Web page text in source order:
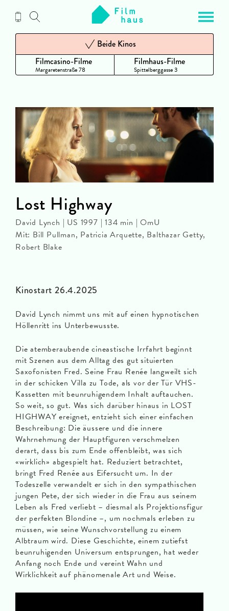
Inhalt
Filmcasino-Filme
Margaretenstraße 78
Beide Kinos
Filmhaus-Filme
Spittelberggasse 3
Kinostart 26.4.2025
David Lynch nimmt uns mit auf einen hypnotischen
Höllenritt ins Unterbewusste.
Die atemberaubende cineastische Irrfahrt beginnt
mit Szenen aus dem Alltag des gut situierten
Saxofonisten Fred. Seine Frau Renée langweilt sich
in der schicken Villa zu Tode, als vor der Tür VHS-
Kassetten mit beunruhigendem Inhalt auftauchen.
So weit, so gut. Was sich darüber hinaus in LOST
HIGHWAY ereignet, entzieht sich einer einfachen
Beschreibung: Die äussere und die innere
Wahrnehmung der Hauptfiguren verschmelzen
derart, dass bis zum Ende offenbleibt, was sich
«wirklich» abgespielt hat. Reduziert betrachtet,
bringt Fred Renée aus Eifersucht um. In der
Todeszelle verwandelt er sich in den sympathischen
jungen Pete, der sich wieder in die Frau aus seinem
Leben als Fred verliebt – diesmal als Projektionsfigur
der perfekten Blondine –, um nochmals erleben zu
müssen, wie seine Wunschvorstellung zu einem
Albtraum wird. Diese Geschichte, einem zutiefst
beunruhigenden Universum entsprungen, hat weder
Anfang noch Ende und vereint Wahn und
Wirklichkeit auf phänomenale Art und Weise.
Lost Highway
David Lynch | US 1997 | 134 min | OmU
Mit: Bill Pullman, Patricia Arquette, Balthazar Getty,
Robert Blake